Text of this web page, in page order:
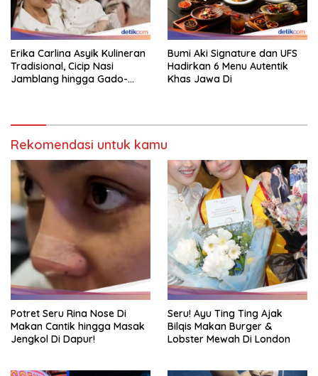
Erika Carlina Asyik Kulineran
Tradisional, Cicip Nasi
Jamblang hingga Gado-
Bumi Aki Signature dan UFS
Hadirkan 6 Menu Autentik
Khas Jawa Di
Rekomendasi untuk kamu
Potret Seru Rina Nose Di
Makan Cantik hingga Masak
Jengkol Di Dapur!
Seru! Ayu Ting Ting Ajak
Bilqis Makan Burger &
Lobster Mewah Di London